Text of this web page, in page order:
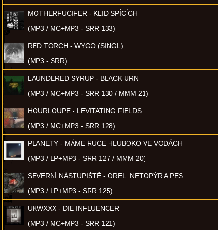
MOTHERFUCIFER - KLID SPÍCÍCH
(MP3 / MC+MP3 - SRR 133)
RED TORCH - WYGO (SINGL)
(MP3 - SRR)
LAUNDERED SYRUP - BLACK URN
(MP3 / MC+MP3 - SRR 130 / MMM 21)
HOURLOUPE - LEVITATING FIELDS
(MP3 / MC+MP3 - SRR 128)
PLANETY - MÁME RUCE HLUBOKO VE VODÁCH
(MP3 / LP+MP3 - SRR 127 / MMM 20)
SEVERNÍ NÁSTUPIŠTĚ - OREL, NETOPÝR A PES
(MP3 / LP+MP3 - SRR 125)
UKWXXX - DIE INFLUENCER
(MP3 / MC+MP3 - SRR 121)